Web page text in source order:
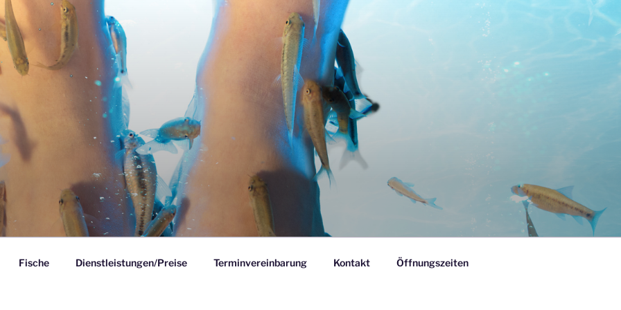
HEIMANN
Fische Dienstleistungen/Preise Terminvereinbarung Kontakt Öffnungszeiten